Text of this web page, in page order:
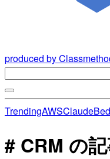
produced by
TrendingAWSClaude
# CRM の